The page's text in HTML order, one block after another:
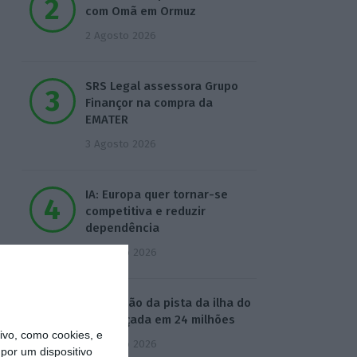
como cookies, e
um dispositivo
com Omã em Ormuz
2 Agosto 2026
SRS Legal assessora Grupo
Finançor na compra da
EMATER
3 Agosto 2026
IA: Europa quer tornar-se
competitiva e reduzir
dependência
4 Agosto 2026
Ampliação da pista da ilha do
Pico orçada em 24 milhões
4 Agosto 2026